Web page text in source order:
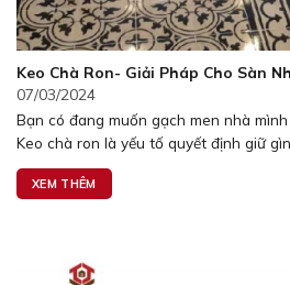
Keo Chà Ron- Giải Pháp Cho Sàn
07/03/2024
Bạn có đang muốn gạch men nhà
Keo chà ron là yếu tố quyết định giữ gìn
XEM THÊM